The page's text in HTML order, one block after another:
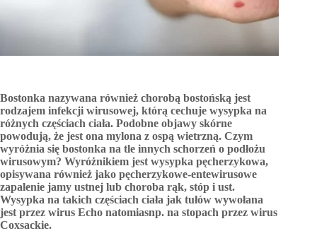
Bostonka nazywana również chorobą bostońską jest
rodzajem infekcji wirusowej, którą cechuje wysypka na
różnych częściach ciała. Podobne objawy skórne
powodują, że jest ona mylona z ospą wietrzną. Czym
wyróżnia się bostonka na tle innych schorzeń o podłożu
wirusowym? Wyróżnikiem jest wysypka pęcherzykowa,
opisywana również jako pęcherzykowe-entewirusowe
zapalenie jamy ustnej lub choroba rąk, stóp i ust.
Wysypka na takich częściach ciała jak tułów wywołana
jest przez wirus Echo natomiasnp. na stopach przez wirus
Coxsackie.